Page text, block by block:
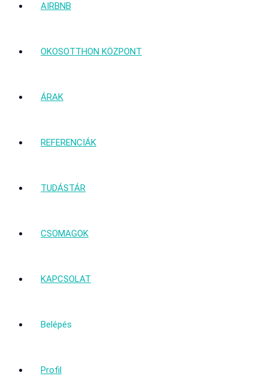
AIRBNB
OKOSOTTHON KÖZPONT
ÁRAK
REFERENCIÁK
TUDÁSTÁR
CSOMAGOK
KAPCSOLAT
Belépés
Profil